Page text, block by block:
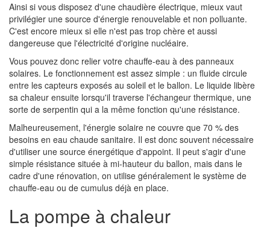
Ainsi si vous disposez d'une chaudière électrique, mieux vaut
privilégier une source d'énergie renouvelable et non polluante.
C'est encore mieux si elle n'est pas trop chère et aussi
dangereuse que l'électricité d'origine nucléaire.
Vous pouvez donc relier votre chauffe-eau à des panneaux
solaires. Le fonctionnement est assez simple : un fluide circule
entre les capteurs exposés au soleil et le ballon. Le liquide libère
sa chaleur ensuite lorsqu'il traverse l'échangeur thermique, une
sorte de serpentin qui a la même fonction qu'une résistance.
Malheureusement, l'énergie solaire ne couvre que 70 % des
besoins en eau chaude sanitaire. Il est donc souvent nécessaire
d'utiliser une source énergétique d'appoint. Il peut s'agir d'une
simple résistance située à mi-hauteur du ballon, mais dans le
cadre d'une rénovation, on utilise généralement le système de
chauffe-eau ou de cumulus déjà en place.
La pompe à chaleur